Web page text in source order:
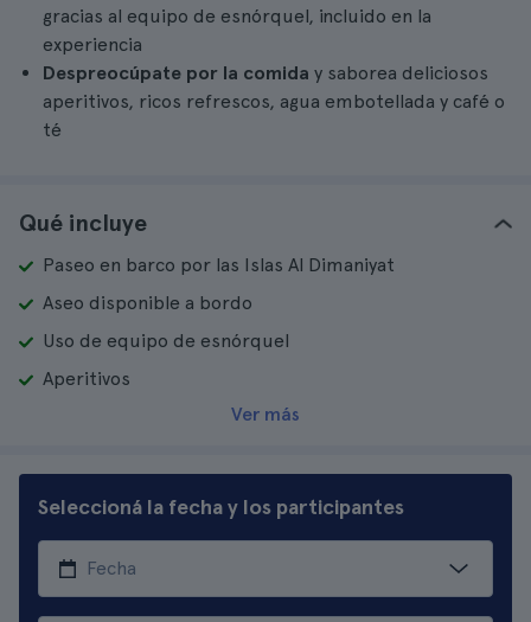
gracias al equipo de esnórquel, incluido en la
experiencia
Despreocúpate por la comida y saborea deliciosos
aperitivos, ricos refrescos, agua embotellada y café o
té
Qué incluye
Paseo en barco por las Islas Al Dimaniyat
Aseo disponible a bordo
Uso de equipo de esnórquel
Aperitivos
Ver más
Seleccioná la fecha y los participantes